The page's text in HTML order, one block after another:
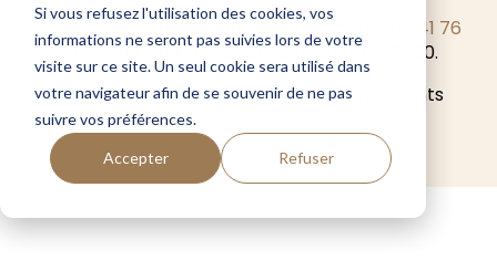
Si vous refusez l'utilisation des cookies, vos
informations ne seront pas suivies lors de votre
visite sur ce site. Un seul cookie sera utilisé dans
votre navigateur afin de se souvenir de ne pas
suivre vos préférences.
Accepter Refuser
Vous pouvez également nous atteindre au
+41 76
335 16 64du lundi au vendredi de 8h00 à 17h00.
Retrouvez nos fondues chez nos commerçants
et HORECApartenaires